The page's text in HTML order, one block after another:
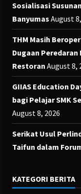
Sosialisasi
Banyumas August
THM Masih
Dugaan Peredaran
Restoran August 8,
GIIAS Education
bagi Pelajar SMK
August 8, 2026
Serikat Usul
Taifun dalam
KATEGORI BERITA